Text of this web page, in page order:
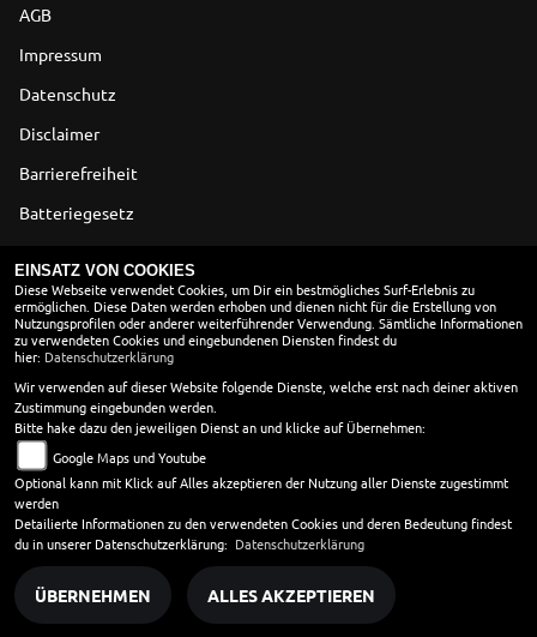
AGB
Impressum
Datenschutz
Disclaimer
Barrierefreiheit
Batteriegesetz
ÖFFNUNGSZEITEN
Montag:
9:00 - 18:00
Dienstag:
9:00 - 18:00
Mittwoch:
9:00 - 18:00
Donnerstag:
9:00 - 18:00
Freitag:
9:00 - 18:00
Samstag:
9:00 - 12:00
Sonntag:
geschlossen
EINSATZ VON COOKIES
Diese Webseite verwendet Cookies, um Dir ein bestmögliches Surf-Erlebnis zu
ermöglichen. Diese Daten werden erhoben und dienen nicht für die Erstellung von
Nutzungsprofilen oder anderer weiterführender Verwendung. Sämtliche Informationen
zu verwendeten Cookies und eingebundenen Diensten findest du
hier: Datenschutzerklärung
Wir verwenden auf dieser Website folgende Dienste, welche erst nach deiner aktiven
Zustimmung eingebunden werden.
Bitte hake dazu den jeweiligen Dienst an und klicke auf Übernehmen:
Google Maps und Youtube
Optional kann mit Klick auf Alles akzeptieren der Nutzung aller Dienste zugestimmt
werden
Detailierte Informationen zu den verwendeten Cookies und deren Bedeutung findest
du in unserer Datenschutzerklärung: Datenschutzerklärung
ÜBERNEHMEN ALLES AKZEPTIEREN